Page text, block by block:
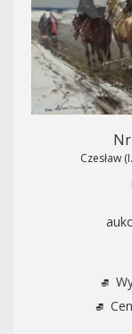
Czesław